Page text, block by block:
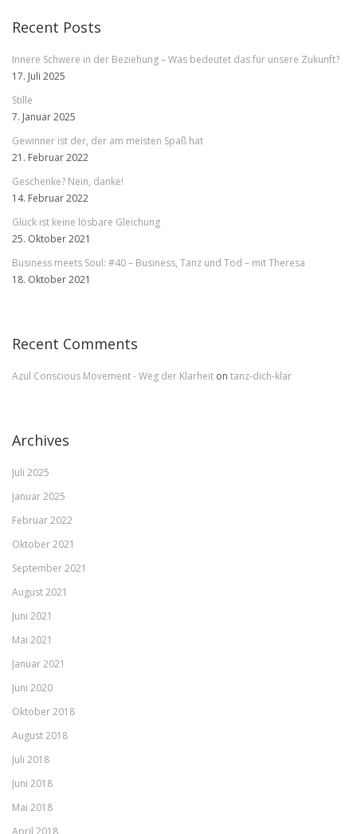
Recent Posts
Innere Schwere in der Beziehung – Was bedeutet das für unsere Zukunft?
17. Juli 2025
Stille
7. Januar 2025
Gewinner ist der, der am meisten Spaß hat
21. Februar 2022
Geschenke? Nein, danke!
14. Februar 2022
Glück ist keine lösbare Gleichung
25. Oktober 2021
Business meets Soul: #40 – Business, Tanz und Tod – mit Theresa
18. Oktober 2021
Recent Comments
Azul Conscious Movement - Weg der Klarheit on tanz-dich-klar
Archives
Juli 2025
Januar 2025
Februar 2022
Oktober 2021
September 2021
August 2021
Juni 2021
Mai 2021
Januar 2021
Juni 2020
Oktober 2018
August 2018
Juli 2018
Juni 2018
Mai 2018
April 2018